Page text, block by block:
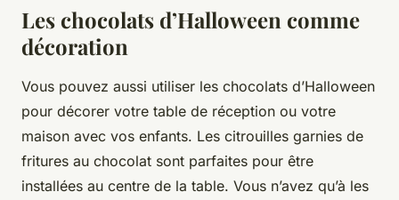
Les chocolats d’Halloween comme
décoration
Vous pouvez aussi utiliser les chocolats d’Halloween
pour décorer votre table de réception ou votre
maison avec vos enfants. Les citrouilles garnies de
fritures au chocolat sont parfaites pour être
installées au centre de la table. Vous n’avez qu’à les